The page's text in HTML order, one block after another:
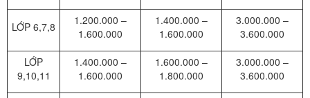
LỚP 6,7,8
1.200.000 –
1.600.000
1.400.000 –
1.600.000
3.000.000 –
3.600.000
LỚP
9,10,11
1.400.000 –
1.600.000
1.600.000 –
1.800.000
3.000.000 –
3.600.000